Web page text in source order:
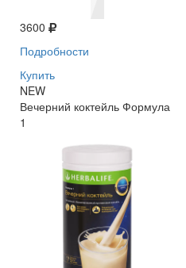
3600
Подробности
Купить
NEW
Вечерний коктейль Формула
1